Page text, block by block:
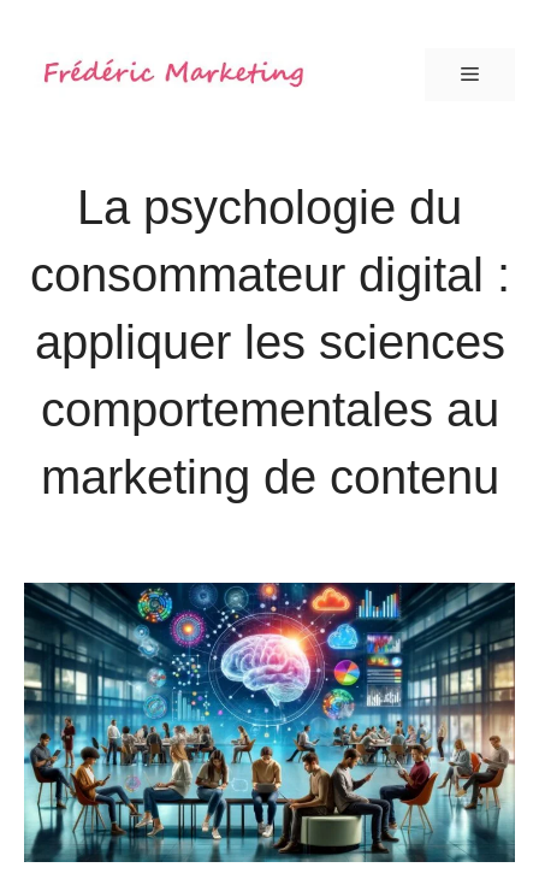
contenu
Menu
La psychologie du
consommateur digital :
appliquer les sciences
comportementales au
marketing de contenu